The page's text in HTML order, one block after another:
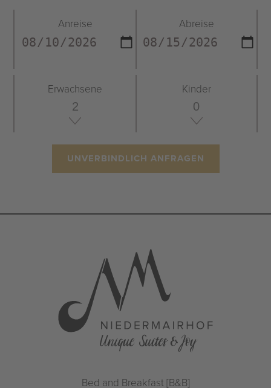
Anreise Abreise
Erwachsene Kinder
UNVERBINDLICH ANFRAGEN
Bed and Breakfast [B&B]